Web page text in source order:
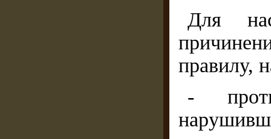
Для
правилу,
-